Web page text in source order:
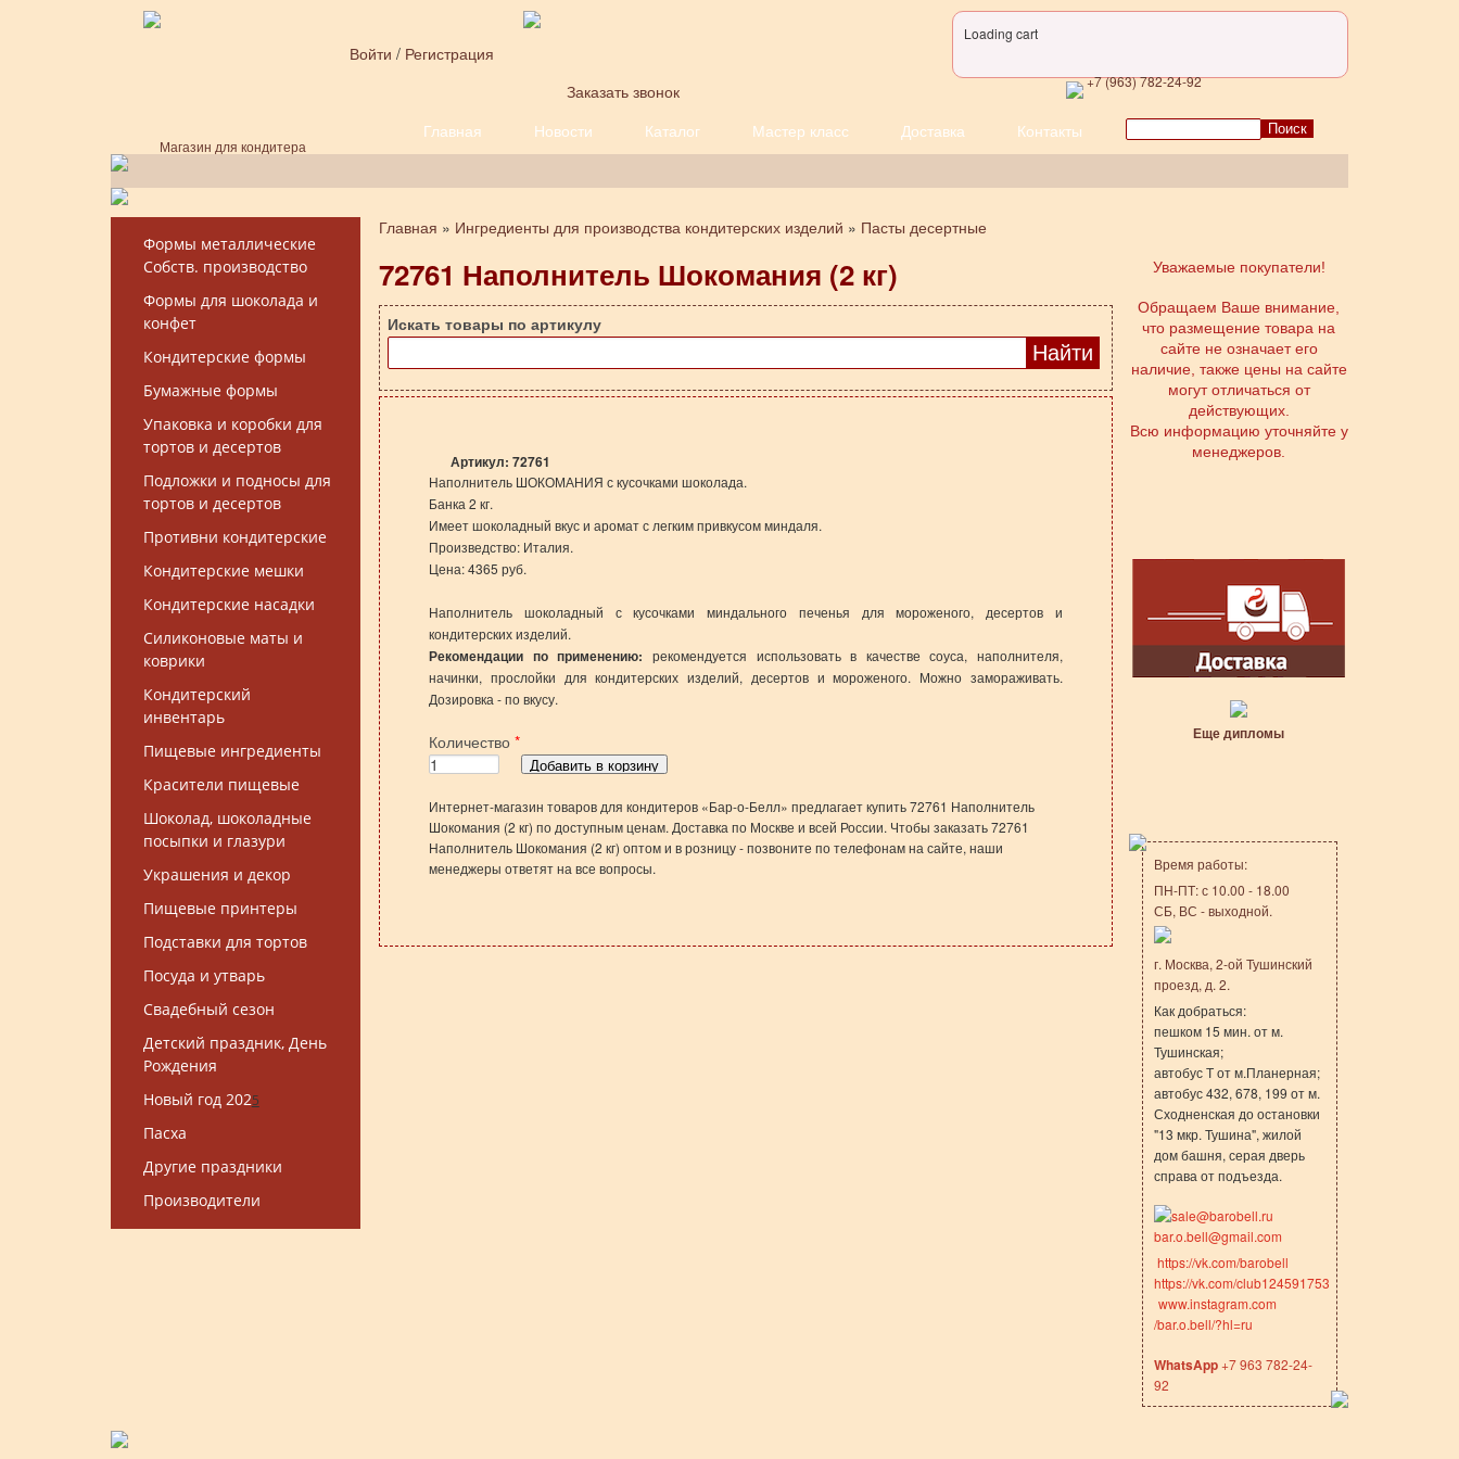
Перейти к основному содержанию
Магазин для кондитера
Войти / Регистрация
Заказать звонок
Loading cart
+7 (963) 782-24-92
Главная Новости Каталог Мастер класс Доставка Контакты
Форма поиска
Поиск
Формы металлические
Собств. производство
Формы для шоколада и
конфет
Кондитерские формы
Бумажные формы
Упаковка и коробки для
тортов и десертов
Подложки и подносы для
тортов и десертов
Противни кондитерские
Кондитерские мешки
Кондитерские насадки
Силиконовые маты и
коврики
Кондитерский
инвентарь
Пищевые ингредиенты
Красители пищевые
Шоколад, шоколадные
посыпки и глазури
Украшения и декор
Пищевые принтеры
Подставки для тортов
Посуда и утварь
Свадебный сезон
Детский праздник, День
Рождения
Новый год 2025
Пасха
Другие праздники
Производители
Вы здесь
Главная » Ингредиенты для производства кондитерских изделий » Пасты десертные
72761 Наполнитель Шокомания (2 кг)
Искать товары по артикулу
Артикул: 72761
Наполнитель ШОКОМАНИЯ с кусочками шоколада.
Банка 2 кг.
Имеет шоколадный вкус и аромат с легким привкусом миндаля.
Произведство: Италия.
Цена: 4365 руб.
Наполнитель шоколадный с кусочками миндального печенья для мороженого, десертов и
кондитерских изделий.
Рекомендации по применению: рекомендуется использовать в качестве соуса, наполнителя,
начинки, прослойки для кондитерских изделий, десертов и мороженого. Можно замораживать.
Дозировка - по вкусу.
Количество *
Интернет-магазин товаров для кондитеров «Бар-о-Белл» предлагает купить 72761 Наполнитель
Шокомания (2 кг) по доступным ценам. Доставка по Москве и всей России. Чтобы заказать 72761
Наполнитель Шокомания (2 кг) оптом и в розницу - позвоните по телефонам на сайте, наши
менеджеры ответят на все вопросы.
Уважаемые покупатели!
Обращаем Ваше внимание,
что размещение товара на
сайте не означает его
наличие, также цены на сайте
могут отличаться от
действующих.
Всю информацию уточняйте у
менеджеров.
Еще дипломы
Время работы:
ПН-ПТ: с 10.00 - 18.00
СБ, ВС - выходной.
г. Москва, 2-ой Тушинский
проезд, д. 2.
Как добраться:
пешком 15 мин. от м.
Тушинская;
автобус Т от м.Планерная;
автобус 432, 678, 199 от м.
Сходненская до остановки
"13 мкр. Тушина", жилой
дом башня, серая дверь
справа от подъезда.
sale@barobell.ru
bar.o.bell@gmail.com
https://vk.com/barobell
https://vk.com/club124591753
www.instagram.com
/bar.o.bell/?hl=ru
WhatsApp+7 963 782-24-
92